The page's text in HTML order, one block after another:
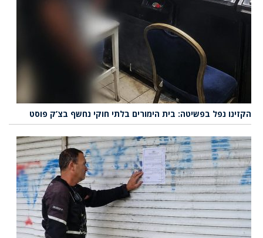
הקזינו נפל בפשיטה: בית הימורים בלתי חוקי נחשף בצ’ק פוסט